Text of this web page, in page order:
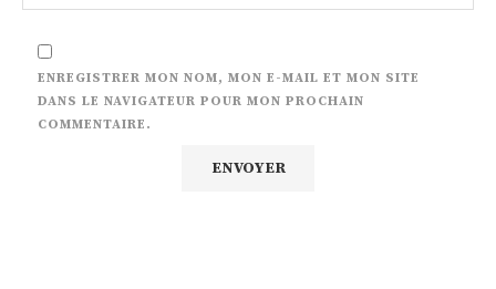
ENREGISTRER MON NOM, MON E-MAIL ET MON SITE
DANS LE NAVIGATEUR POUR MON PROCHAIN
COMMENTAIRE.